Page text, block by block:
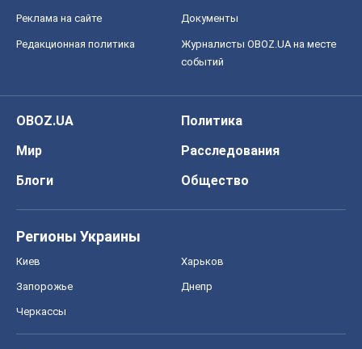
Реклама на сайте Документы
Редакционная политика
Журналисты OBOZ.UA на месте
событий
OBOZ.UA
Политика
Мир
Расследования
Блоги
Общество
Регионы Украины
Киев Харьков
Запорожье Днепр
Черкассы